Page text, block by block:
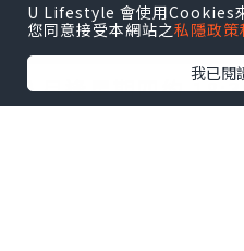
八月逢星期四約
U Lifestyle 會使用Cookies
您同意接受本網站之私隱政
我已閱